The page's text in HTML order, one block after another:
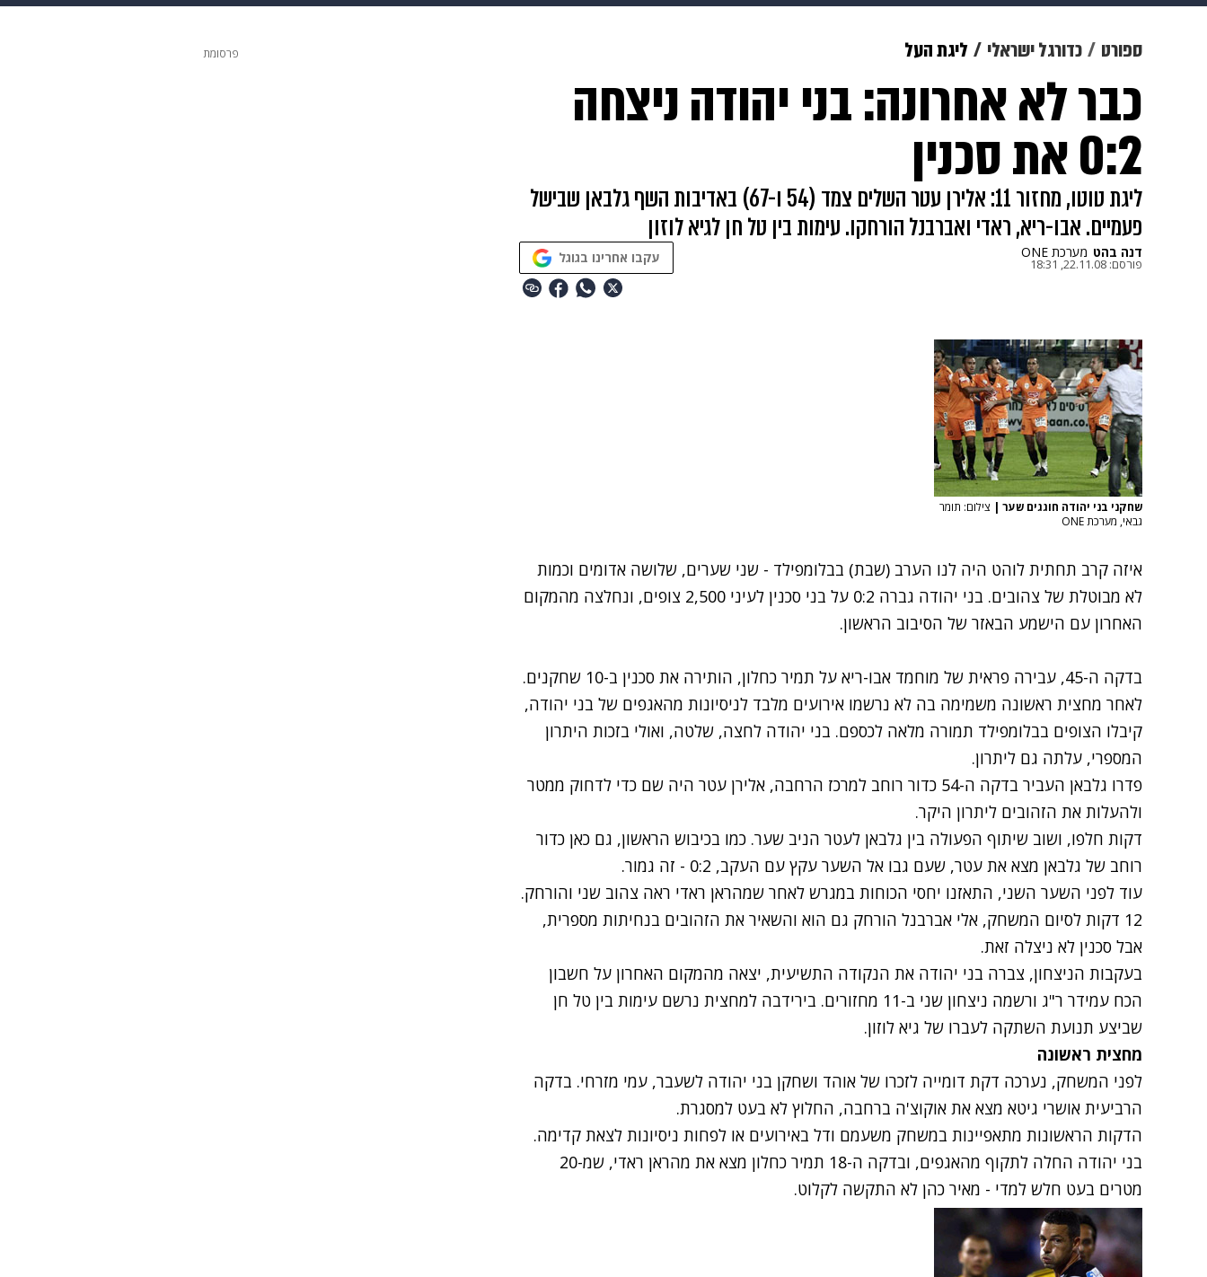
מוזיקה תרבות
דיגיטל ויוה משפט תשעה חודשים מתכונים
ספורט כדורגל ישראלי ליגת העל
כבר לא אחרונה: בני יהודה ניצחה
0:2 את סכנין
ליגת טוטו, מחזור 11: אלירן עטר השלים צמד (54 ו-67) באדיבות השף גלבאן שבישל
פעמיים. אבו-ריא, ראדי ואברבנל הורחקו. עימות בין טל חן לגיא לוזון
דנה בהט מערכת ONE
פורסם: 22.11.08, 18:31 עקבו אחרינו בגוגל
שחקני בני יהודה חוגגים שער | צילום: תומר
גבאי, מערכת ONE
איזה קרב תחתית לוהט היה לנו הערב (שבת) בבלומפילד - שני שערים, שלושה אדומים וכמות
לא מבוטלת של צהובים. בני יהודה גברה 0:2 על בני סכנין לעיני 2,500 צופים, ונחלצה מהמקום
האחרון עם הישמע הבאזר של הסיבוב הראשון.
בדקה ה-45, עבירה פראית של מוחמד אבו-ריא על תמיר כחלון, הותירה את סכנין ב-10 שחקנים.
לאחר מחצית ראשונה משמימה בה לא נרשמו אירועים מלבד לניסיונות מהאגפים של בני יהודה,
קיבלו הצופים בבלומפילד תמורה מלאה לכספם. בני יהודה לחצה, שלטה, ואולי בזכות היתרון
המספרי, עלתה גם ליתרון.
פדרו גלבאן העביר בדקה ה-54 כדור רוחב למרכז הרחבה, אלירן עטר היה שם כדי לדחוק ממטר
ולהעלות את הזהובים ליתרון היקר.
דקות חלפו, ושוב שיתוף הפעולה בין גלבאן לעטר הניב שער. כמו בכיבוש הראשון, גם כאן כדור
רוחב של גלבאן מצא את עטר, שעם גבו אל השער עקץ עם העקב, 0:2 - זה גמור.
עוד לפני השער השני, התאזנו יחסי הכוחות במגרש לאחר שמהראן ראדי ראה צהוב שני והורחק.
12 דקות לסיום המשחק, אלי אברבנל הורחק גם הוא והשאיר את הזהובים בנחיתות מספרית,
אבל סכנין לא ניצלה זאת.
בעקבות הניצחון, צברה בני יהודה את הנקודה התשיעית, יצאה מהמקום האחרון על חשבון
הכח עמידר ר"ג ורשמה ניצחון שני ב-11 מחזורים. בירידבה למחצית נרשם עימות בין טל חן
שביצע תנועת השתקה לעברו של גיא לוזון.
מחצית ראשונה
לפני המשחק, נערכה דקת דומייה לזכרו של אוהד ושחקן בני יהודה לשעבר, עמי מזרחי. בדקה
הרביעית אושרי גיטא מצא את אוקוצ'ה ברחבה, החלוץ לא בעט למסגרת.
הדקות הראשונות מתאפיינות במשחק משעמם ודל באירועים או לפחות ניסיונות לצאת קדימה.
בני יהודה החלה לתקוף מהאגפים, ובדקה ה-18 תמיר כחלון מצא את מהראן ראדי, שמ-20
מטרים בעט חלש למדי - מאיר כהן לא התקשה לקלוט.
פרסומת